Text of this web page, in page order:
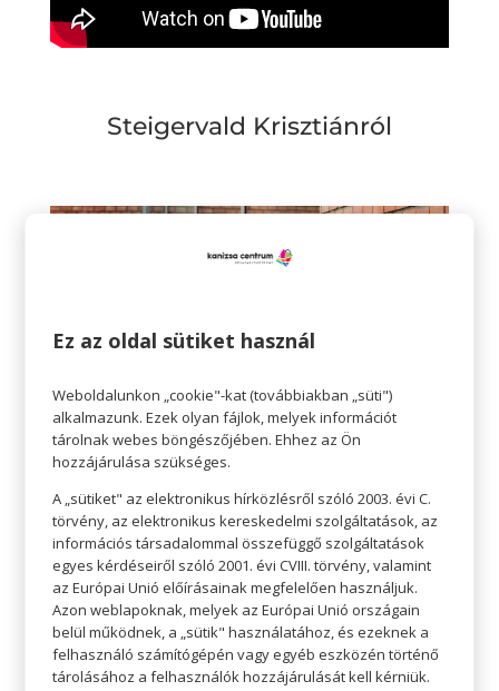
Steigervald Krisztiánról
Az elmúlt 5 évben hazánk vezető
multinacionális vállalatainak generációs
tanácsadója, számtalan piackutatás szakmai
vezetője, emellett a különböző generációk
trénere és szakmai mentora. 2020. tavaszán
megjelent Generációk harca – Hogyan értsük
meg egymást? című nagysikerű könyve,
Ez az oldal sütiket használ
Weboldalunkon „cookie"-kat (továbbiakban „süti")
alkalmazunk. Ezek olyan fájlok, melyek információt
tárolnak webes böngészőjében. Ehhez az Ön
hozzájárulása szükséges.
A „sütiket" az elektronikus hírközlésről szóló 2003. évi C.
törvény, az elektronikus kereskedelmi szolgáltatások, az
információs társadalommal összefüggő szolgáltatások
egyes kérdéseiről szóló 2001. évi CVIII. törvény, valamint
az Európai Unió előírásainak megfelelően használjuk.
Azon weblapoknak, melyek az Európai Unió országain
belül működnek, a „sütik" használatához, és ezeknek a
felhasználó számítógépén vagy egyéb eszközén történő
tárolásához a felhasználók hozzájárulását kell kérniük.